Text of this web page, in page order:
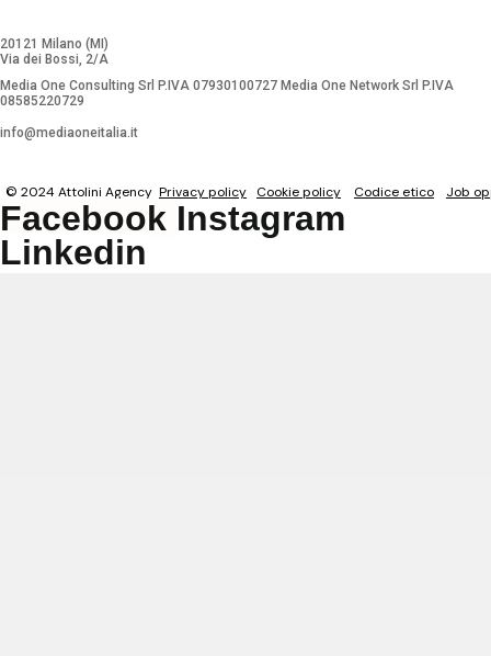
20121 Milano (MI)
Via dei Bossi, 2/A
Media One Consulting Srl P.IVA 07930100727 Media One Network Srl P.IVA
08585220729
info@mediaoneitalia.it
© 2024 Attolini Agency Privacy policy Cookie policy Codice etico Job
Facebook Instagram
Linkedin